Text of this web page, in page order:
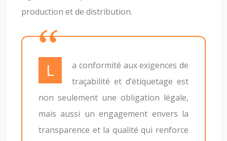
production et de distribution.
La conformité aux exigences de
traçabilité et d’étiquetage est
non seulement une obligation légale,
mais aussi un engagement envers la
transparence et la qualité qui renforce